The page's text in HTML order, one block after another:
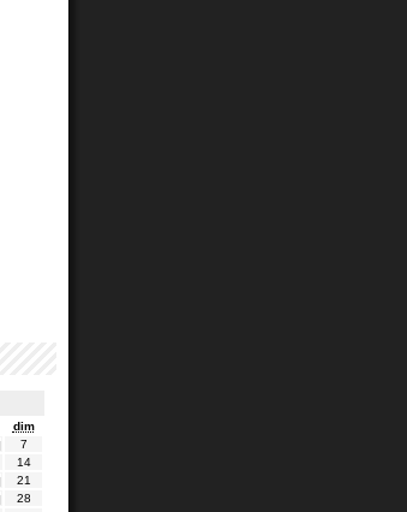
dim
7
14
21
28